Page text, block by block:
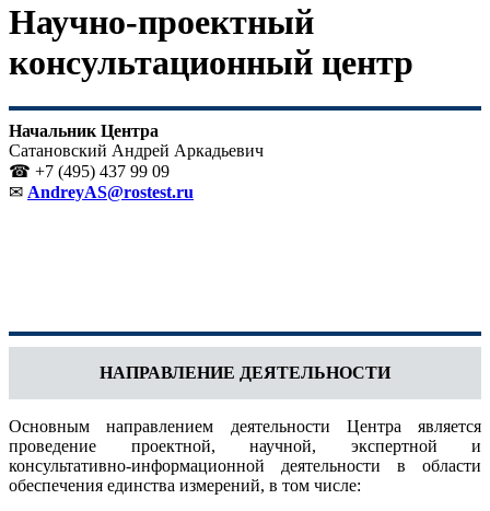
Научно-проектный
консультационный центр
Начальник Центра
Сатановский Андрей Аркадьевич
☎ +7 (495) 437 99 09
✉ AndreyAS@rostest.ru
НАПРАВЛЕНИЕ ДЕЯТЕЛЬНОСТИ
Основным направлением деятельности Центра является
проведение проектной, научной, экспертной и
консультативно-информационной деятельности в области
обеспечения единства измерений, в том числе: